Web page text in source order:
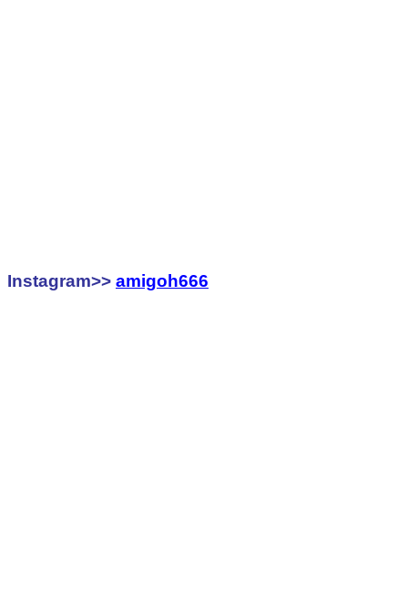
Instagram>> amigoh666